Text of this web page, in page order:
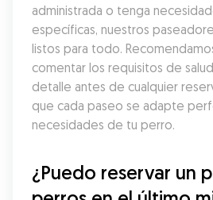
administrada o tenga
específicas, nuestros
listos para todo.
comentar los requisitos de
detalle antes de cualquier
que cada paseo se adapte
necesidades de tu perro.
¿Puedo reservar un